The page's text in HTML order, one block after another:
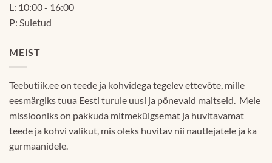
L: 10:00 - 16:00
P: Suletud
MEIST
Teebutiik.ee on teede ja kohvidega tegelev ettevõte, mille
eesmärgiks tuua Eesti turule uusi ja põnevaid maitseid. Meie
missiooniks on pakkuda mitmekülgsemat ja huvitavamat
teede ja kohvi valikut, mis oleks huvitav nii nautlejatele ja ka
gurmaanidele.